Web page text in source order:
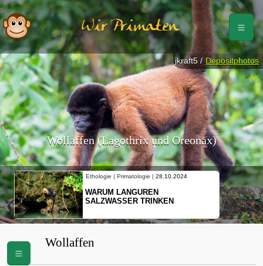
Wir Primaten
Wollaffen (Lagothrix und Oreonax)
Ethologie | Primatologie | 28.10.2024
WARUM LANGUREN
SALZWASSER TRINKEN
jkraft5 / Depositphotos
Wollaffen